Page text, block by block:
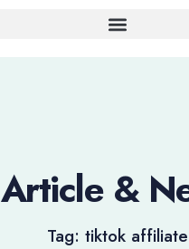
Article &
Tag: tiktok affiliate